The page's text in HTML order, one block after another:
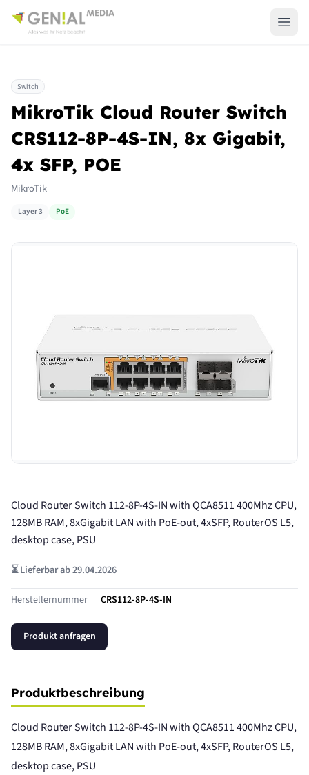
Switch
MikroTik Cloud Router Switch
CRS112-8P-4S-IN, 8x Gigabit,
4x SFP, POE
MikroTik
Layer 3 PoE
Cloud Router Switch 112-8P-4S-IN with QCA8511 400Mhz CPU,
128MB RAM, 8xGigabit LAN with PoE-out, 4xSFP, RouterOS L5,
desktop case, PSU
⏳ Lieferbar ab 29.04.2026
Herstellernummer CRS112-8P-4S-IN
Produkt anfragen
Produktbeschreibung
Cloud Router Switch 112-8P-4S-IN with QCA8511 400Mhz CPU,
128MB RAM, 8xGigabit LAN with PoE-out, 4xSFP, RouterOS L5,
desktop case, PSU